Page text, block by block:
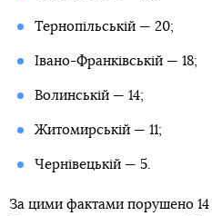
Тернопільській — 20;
Івано-Франківській — 18;
Волинській — 14;
Житомирській — 11;
Чернівецькій — 5.
За цими фактами порушено 14